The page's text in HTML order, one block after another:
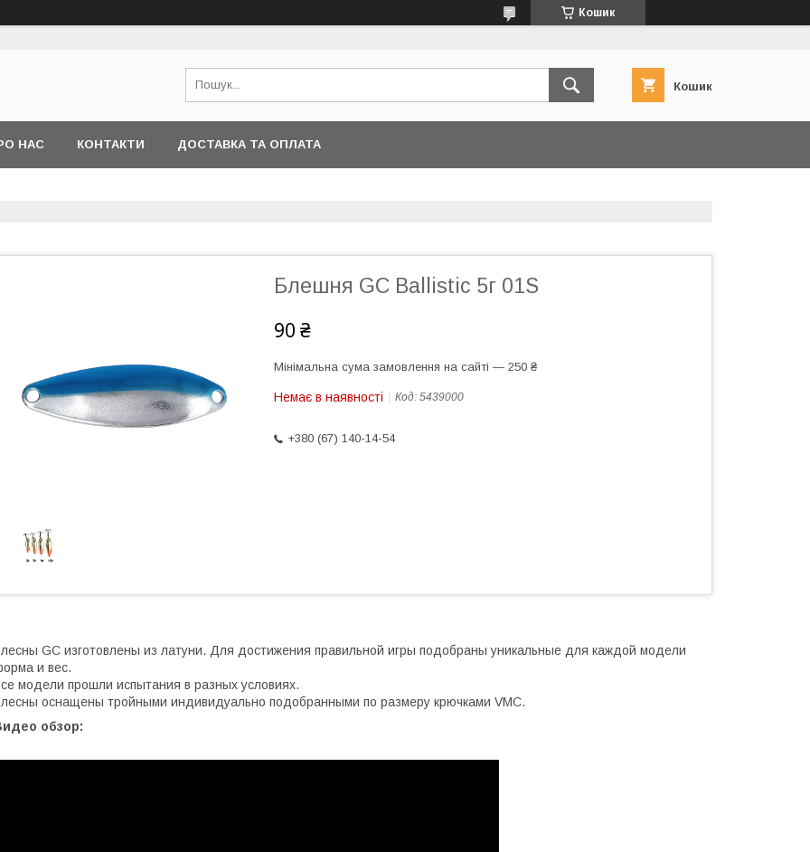
Кошик
Кошик
НАС КОНТАКТИ ДОСТАВКА ТА ОПЛАТА
Блешня GC Ballistic 5г 01S
90 ₴
Мінімальна сума замовлення на сайті — 250 ₴
Немає в наявності Код: 5439000
+380 (67) 140-14-54
GC изготовлены из латуни. Для достижения правильной игры подобраны уникальные для каждой модели
и вес.
модели прошли испытания в разных условиях.
оснащены тройными индивидуально подобранными по размеру крючками VMC.
обзор: